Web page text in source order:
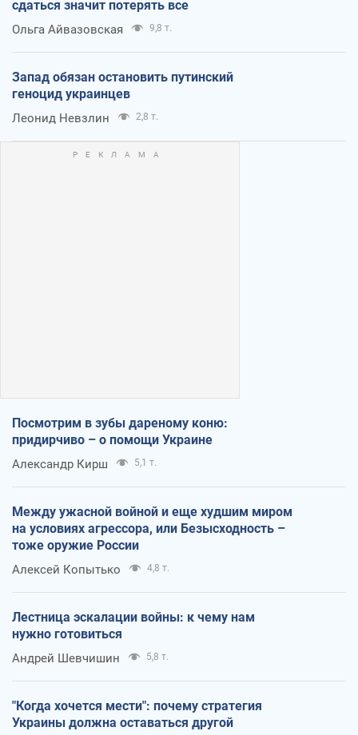
сдаться значит потерять все
Ольга Айвазовская 9,8 т.
Запад обязан остановить путинский
геноцид украинцев
Леонид Невзлин 2,8 т.
Посмотрим в зубы дареному коню:
придирчиво – о помощи Украине
Александр Кирш 5,1 т.
Между ужасной войной и еще худшим миром
на условиях агрессора, или Безысходность –
тоже оружие России
Алексей Копытько 4,8 т.
Лестница эскалации войны: к чему нам
нужно готовиться
Андрей Шевчишин 5,8 т.
"Когда хочется мести": почему стратегия
Украины должна оставаться другой